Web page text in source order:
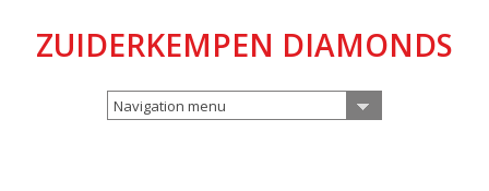
ZUIDERKEMPEN DIAMONDS
Navigation menu